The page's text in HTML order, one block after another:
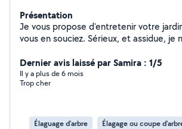
Présentation
Je vous propose d'entretenir votre
vous en souciez. Sérieux, et assidue, je me tiens à
besoins. - Tonte de votre pelouse - Taille de vos haies
dans le respect des saisons - Entretien quotidien ou
ponctuel - Divers travaux de jardinage Désherbage,
vos déchets
Dernier avis laissé par Samira : 1/5
Il y a plus de 6 mois
Trop cher
Élaguage d'arbre Élagage ou coupe